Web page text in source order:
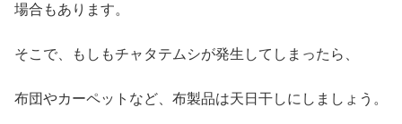
場合もあります。
そこで、もしもチャタテムシが発生してしまったら、
布団やカーペットなど、布製品は天日干しにしましょう。